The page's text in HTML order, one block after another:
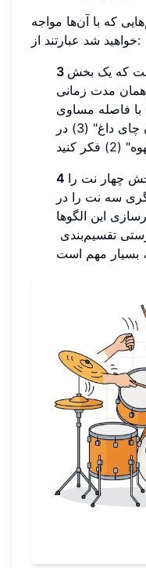
که با آن‌ها مواجه
خواهید شد عبارتند از:
که یک بخش
مدت زمانی
فاصله مساوی
را می‌نوازد. به عبارت "یک فنجان چای داغ" (3) در
چهار نت را
سه نت را در
این الگوها
تقسیم‌بندی